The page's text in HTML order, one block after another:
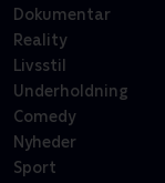
Dokumentar
Reality
Livsstil
Underholdning
Comedy
Nyheder
Sport